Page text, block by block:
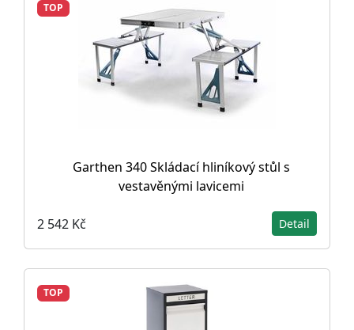
TOP
Garthen 340 Skládací hliníkový stůl s
vestavěnými lavicemi
2 542 Kč Detail
TOP